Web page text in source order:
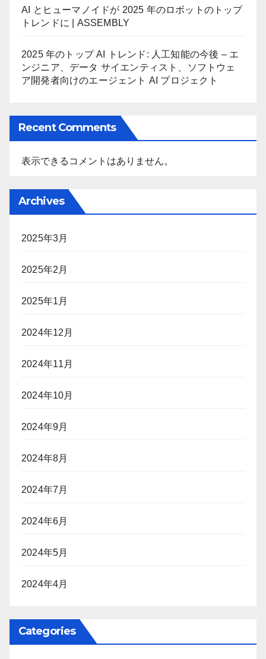
AI とヒューマノイドが 2025 年のロボットのトップ
トレンドに | ASSEMBLY
2025 年のトップ AI トレンド: 人工知能の今後 – エ
ンジニア、データ サイエンティスト、ソフトウェ
ア開発者向けのエージェント AI プロジェクト
Recent Comments
表示できるコメントはありません。
Archives
2025年3月
2025年2月
2025年1月
2024年12月
2024年11月
2024年10月
2024年9月
2024年8月
2024年7月
2024年6月
2024年5月
2024年4月
Categories